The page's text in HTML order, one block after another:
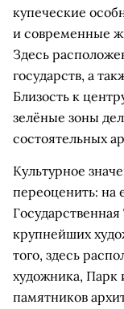
купеческие
и современные
Здесь
государств, а
Близость к
зелёные зоны
состоятельных
Культурное
переоценить: на
крупнейших
того, здесь
художника, Парк
памятников